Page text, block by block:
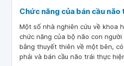
Chức năng của bán cầu não
Một số nhà nghiên cứu về khoa
chức năng của bộ não con
bằng thuyết thiên về một bên,
phải và bán cầu não trái thực